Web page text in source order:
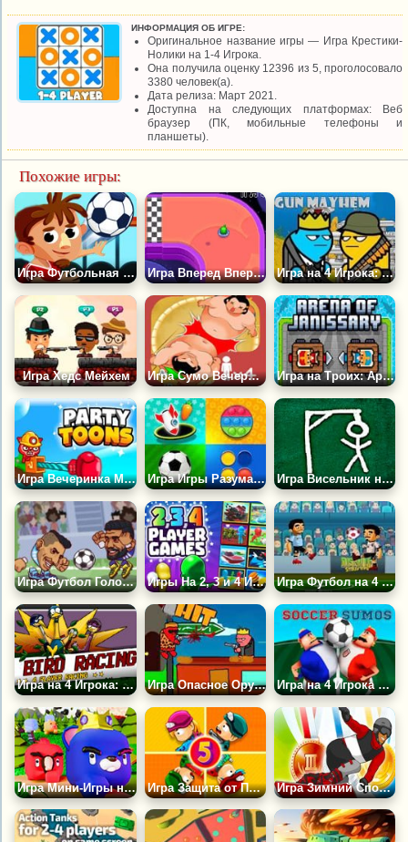
ИНФОРМАЦИЯ ОБ ИГРЕ:
Оригинальное название игры — Игра Крестики-
Нолики на 1-4 Игрока.
Она получила оценку 12396 из 5, проголосовало
3380 человек(а).
Дата релиза: Март 2021.
Доступна на следующих платформах: Веб
браузер (ПК, мобильные телефоны и
планшеты).
Похожие игры:
Игра Футбольная Физика Игра Вперед Вперед НЛО Игра на 4 Игрока: Опасное Оружие
Игра Хедс Мейхем Игра Сумо Вечеринка Игра на Троих: Арена Янычар
Игра Вечеринка Мультяшек Игра Игры Разума для 2, 3 и 4 Игроков Игра Висельник на 3-4 Игрока
Игра Футбол Головами Арена: Все Звезды Игры На 2, 3 и 4 Игроков Игра Футбол на 4 Игрока
Игра на 4 Игрока: Гонка Страусов Игра Опасное Оружие: Возвращение Игра на 4 Игрока Футбол Сумо
Игра Мини-Игры на Двоих 3 Игра Защита от Парада Зомби 5 Игра Зимний Спорт: Герой Сноуборда